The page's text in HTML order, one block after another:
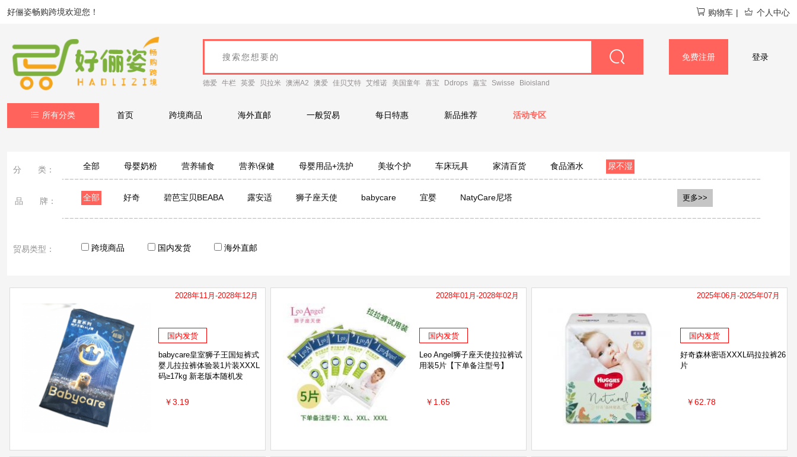
好俪姿畅购跨境欢迎您！ 购物车 | 个人中心
德爱 牛栏 英爱 贝拉米 澳洲A2 澳爱 佳贝艾特 艾维诺 美国童年 喜宝 Ddrops 嘉宝 Swisse Bioisland
免费注册 登录
所有分类 首页 跨境商品 海外直邮 一般贸易 每日特惠 新品推荐 活动专区
分 类： 全部 母婴奶粉 营养辅食 营养\保健 母婴用品+洗护 美妆个护 车床玩具 家清百货 食品酒水 尿不湿
品 牌： 全部 好奇 碧芭宝贝BEABA 露安适 狮子座天使 babycare 宜婴 NatyCare尼塔 更多>>
贸易类型： 跨境商品 国内发货 海外直邮
2028年11月-2028年12月
国内发货
babycare皇室狮子王国短裤式
婴儿拉拉裤体验装1片装XXXL
码≥17kg 新老版本随机发
￥3.19
2028年01月-2028年02月
国内发货
Leo Angel狮子座天使拉拉裤试
用装5片【下单备注型号】
￥1.65
2025年06月-2025年07月
国内发货
好奇森林密语XXXL码拉拉裤26
片
￥62.78